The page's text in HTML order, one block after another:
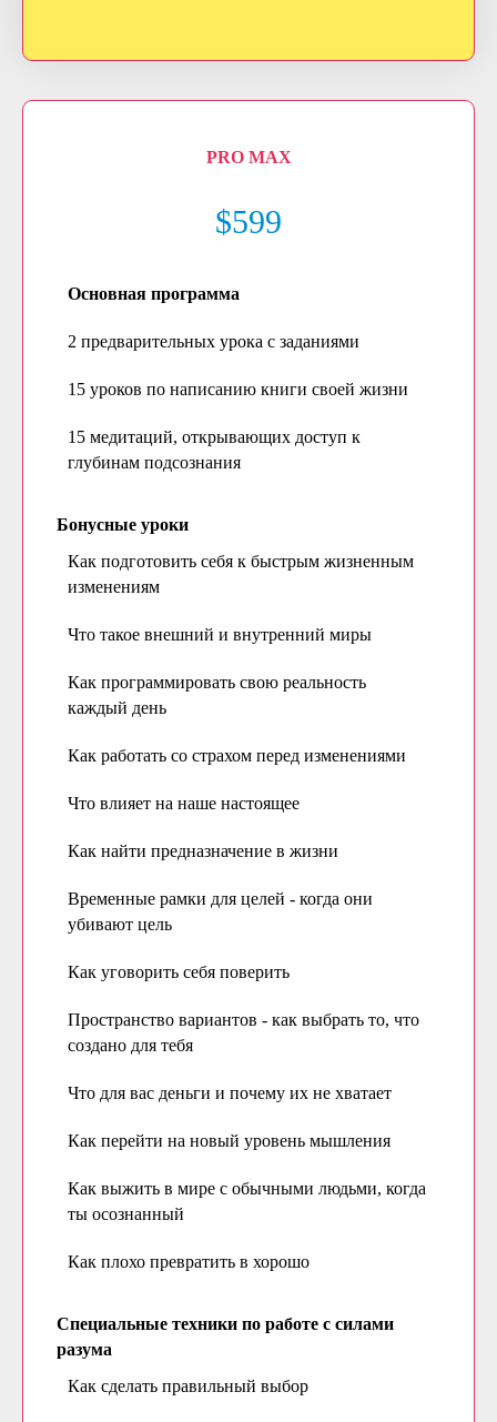
PRO MAX
$599
Основная программа
2 предварительных урока с заданиями
15 уроков по написанию книги своей жизни
15 медитаций, открывающих доступ к
глубинам подсознания
Бонусные уроки
Как подготовить себя к быстрым жизненным
изменениям
Что такое внешний и внутренний миры
Как программировать свою реальность
каждый день
Как работать со страхом перед изменениями
Что влияет на наше настоящее
Как найти предназначение в жизни
Временные рамки для целей - когда они
убивают цель
Как уговорить себя поверить
Пространство вариантов - как выбрать то, что
создано для тебя
Что для вас деньги и почему их не хватает
Как перейти на новый уровень мышления
Как выжить в мире с обычными людьми, когда
ты осознанный
Как плохо превратить в хорошо
Специальные техники по работе с силами
разума
Как сделать правильный выбор